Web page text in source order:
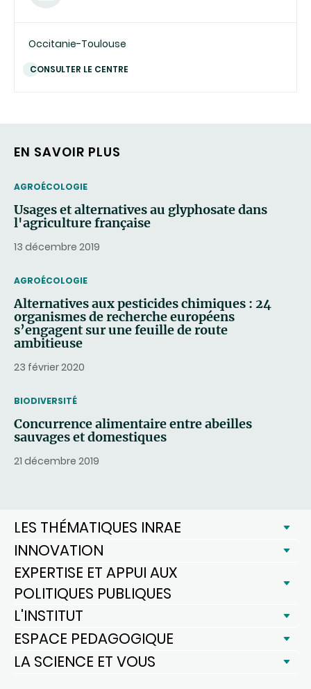
Occitanie-Toulouse
CONSULTER LE CENTRE
EN SAVOIR PLUS
THEMATIC
AGROÉCOLOGIE
Usages et alternatives au glyphosate dans
l'agriculture française
13 décembre 2019
THEMATIC
AGROÉCOLOGIE
Alternatives aux pesticides chimiques : 24
organismes de recherche européens
s’engagent sur une feuille de route
ambitieuse
23 février 2020
THEMATIC
BIODIVERSITÉ
Concurrence alimentaire entre abeilles
sauvages et domestiques
21 décembre 2019
LES THÉMATIQUES INRAE
INNOVATION
EXPERTISE ET APPUI AUX
POLITIQUES PUBLIQUES
L'INSTITUT
ESPACE PEDAGOGIQUE
LA SCIENCE ET VOUS